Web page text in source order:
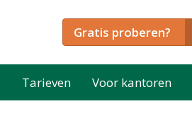
Gratis proberen?
Tarieven Voor kantoren